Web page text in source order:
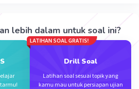
lebih dalam untuk soal ini?
LATIHAN SOAL GRATIS!
Drill Soal
Latihan soal sesuai topik yang
kamu mau untuk persiapan ujian